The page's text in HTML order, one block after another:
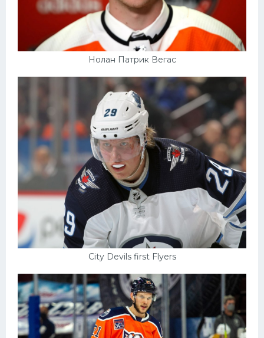
Нолан Патрик Вегас
City Devils first Flyers